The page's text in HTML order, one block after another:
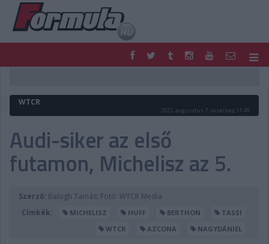
FORMULA
MOTOR
HAZAI
PODCAST
SHOP
LIVE
TIPPJÁTÉK
DIGITÁLIS MAGAZIN
PONTÁLLÁSOK
WTCR
2022. augusztus 7. vasárnap, 11:49
Audi-siker az első
futamon, Michelisz az 5.
Szerző: Balogh Tamás; Fotó: WTCR Media
Címkék:
MICHELISZ HUFF BERTHON
TASSI
WTCR
AZCONA NAGYDÁNIEL